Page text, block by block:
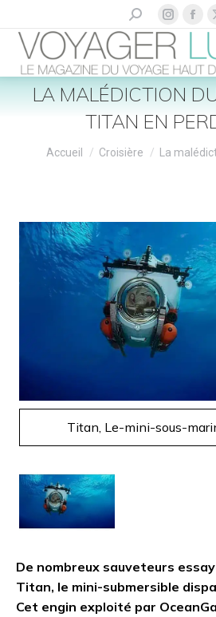
Recherche
page
s'ouvre
dans
une
fenêtre
LA MALÉDICTION
TITAN EN
Vous êtes ici :
Accueil Croisière La
Titan, Le-mini-sous-
De nombreux sauveteurs
Titan, le mini-submersible
Cet engin exploité par